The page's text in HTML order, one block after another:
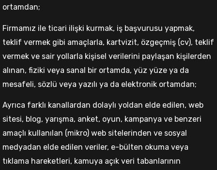
ortamdan;
Firmamız ile ticari ilişki kurmak, iş başvurusu yapmak,
teklif vermek gibi amaçlarla, kartvizit, özgeçmiş (cv), teklif
vermek ve sair yollarla kişisel verilerini paylaşan kişilerden
alınan, fiziki veya sanal bir ortamda, yüz yüze ya da
mesafeli, sözlü veya yazılı ya da elektronik ortamdan;
Ayrıca farklı kanallardan dolaylı yoldan elde edilen, web
sitesi, blog, yarışma, anket, oyun, kampanya ve benzeri
amaçlı kullanılan (mikro) web sitelerinden ve sosyal
medyadan elde edilen veriler, e-bülten okuma veya
tıklama hareketleri, kamuya açık veri tabanlarının